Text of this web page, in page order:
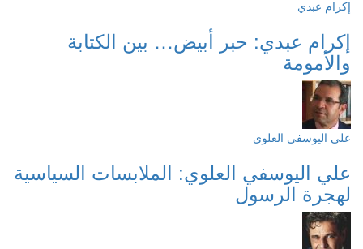
إكرام عبدي
إكرام عبدي: حبر أبيض… بين الكتابة
والأمومة
علي اليوسفي العلوي
علي اليوسفي العلوي: الملابسات السياسية
لهجرة الرسول